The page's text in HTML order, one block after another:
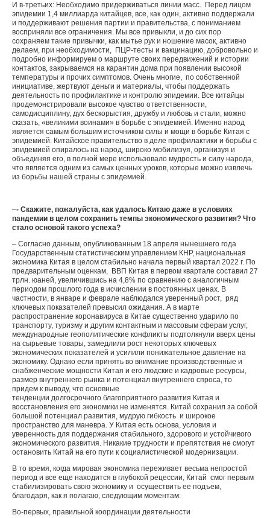
И в-третьих: Необходимо придерживаться линии масс. Перед лицом
эпидемии 1,4 миллиарда китайцев, все, как один, активно поддержали
и поддерживают решения партии и правительства, с пониманием
восприняли все ограничения. Мы все привыкли, и до сих пор
сохраняем такие привычки, как мытье рук и ношение масок, активно
делаем, при необходимости, ПЦР-тесты и вакцинацию, добровольно и
подробно информируем о маршруте своих передвижений и истории
контактов, закрываемся на карантин дома при появлении высокой
температуры и прочих симптомов. Очень многие, по собственной
инициативе, жертвуют деньги и материалы, чтобы поддержать
деятельность по профилактике и контролю эпидемии. Все китайцы
продемонстрировали высокое чувство ответственности,
самодисциплину, дух бескорыстия, дружбу и любовь и стали, можно
сказать, «великими воинами» в борьбе с эпидемией. Именно народ
является самым большим источником силы и мощи в борьбе Китая с
эпидемией. Китайское правительство в деле профилактики и борьбы с
эпидемией опиралось на народ, широко мобилизуя, организуя и
объединяя его, в полной мере использовало мудрость и силу народа,
что является одним из самых ценных уроков, которые можно извлечь
из борьбы нашей страны с эпидемией.
–- Скажите, пожалуйста, как удалось Китаю даже в условиях
пандемии в целом сохранить темпы экономического развития? Что
стало основой такого успеха?
– Согласно данным, опубликованным 18 апреля нынешнего года
Государственным статистическим управлением КНР, национальная
экономика Китая в целом стабильно начала первый квартал 2022 г. По
предварительным оценкам, ВВП Китая в первом квартале составил 27
трлн. юаней, увеличившись на 4,8% по сравнению с аналогичным
периодом прошлого года в исчислении в постоянных ценах. В
частности, в январе и феврале наблюдался уверенный рост, ряд
ключевых показателей превысил ожидания. А в марте
распространение коронавируса в Китае существенно ударило по
транспорту, туризму и другим контактным и массовым сферам услуг,
международные геополитические конфликты подтолкнули вверх цены
на сырьевые товары, замедлили рост некоторых ключевых
экономических показателей и усилили понижательное давление на
экономику. Однако если принять во внимание производственные и
снабженческие мощности Китая и его людские и кадровые ресурсы,
размер внутреннего рынка и потенциал внутреннего спроса, то
придем к выводу, что основные
тенденции долгосрочного благоприятного развития Китая и
восстановления его экономики не изменятся. Китай сохранил за собой
большой потенциал развития, мудрую гибкость и широкое
пространство для маневра. У Китая есть основа, условия и
уверенность для поддержания стабильного, здорового и устойчивого
экономического развития. Никакие трудности и препятствия не смогут
остановить Китай на его пути к социалистической модернизации.
В то время, когда мировая экономика переживает весьма непростой
период и все еще находится в глубокой рецессии, Китай смог первым
стабилизировать свою экономику и осуществить ее подъем,
благодаря, как я полагаю, следующим моментам:
Во-первых, правильной координации деятельности